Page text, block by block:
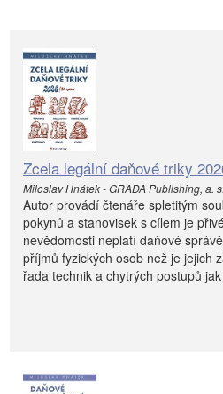
Zcela legální daňové triky
Miloslav Hnátek - GRADA Publishing, a. s.
Autor provádí čtenáře spletitým
pokynů a stanovisek s cílem je
nevědomosti neplatí daňové
příjmů fyzických osob než je jejich
řada technik a chytrých postupů